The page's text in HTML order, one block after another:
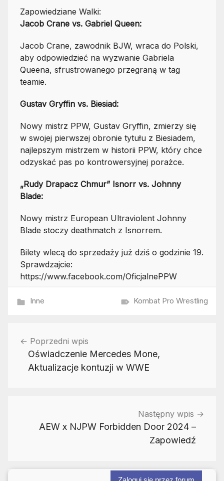
Zapowiedziane Walki:
Jacob Crane vs. Gabriel Queen:
Jacob Crane, zawodnik BJW, wraca do Polski,
aby odpowiedzieć na wyzwanie Gabriela
Queena, sfrustrowanego przegraną w tag
teamie.
Gustav Gryffin vs. Biesiad:
Nowy mistrz PPW, Gustav Gryffin, zmierzy się
w swojej pierwszej obronie tytułu z Biesiadem,
najlepszym mistrzem w historii PPW, który chce
odzyskać pas po kontrowersyjnej porażce.
„Rudy Drapacz Chmur” Isnorr vs. Johnny
Blade:
Nowy mistrz European Ultraviolent Johnny
Blade stoczy deathmatch z Isnorrem.
Bilety wlecą do sprzedaży już dziś o godzinie 19.
Sprawdzajcie:
https://www.facebook.com/OficjalnePPW
Inne Kombat Pro Wrestling
wpisu
Poprzedni wpis
Oświadczenie Mercedes Mone,
Aktualizacje kontuzji w WWE
Następny wpis
AEW x NJPW Forbidden Door 2024 –
Zapowiedź